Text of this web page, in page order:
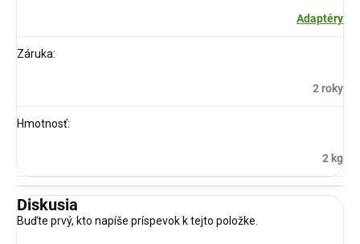
Adaptéry
Záruka:
2 roky
Hmotnosť:
2 kg
Diskusia
Buďte prvý, kto napíše príspevok k tejto položke.